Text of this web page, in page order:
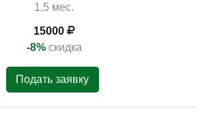
1,5 мес.
15000
-8% скидка
Подать заявку